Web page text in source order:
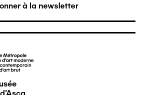
à la newsletter